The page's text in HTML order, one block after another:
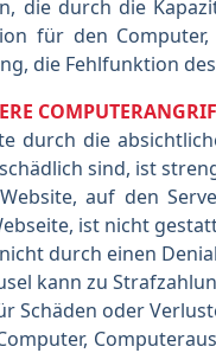
die durch die
für den
die Fehlfunktion
durch die
sind, ist
auf den
ist nicht
durch einen
kann zu
Schäden oder